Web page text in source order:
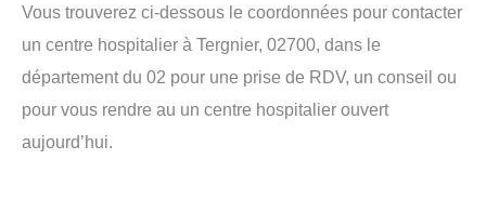
Vous trouverez ci-dessous le coordonnées pour contacter
un centre hospitalier à Tergnier, 02700, dans le
département du 02 pour une prise de RDV, un conseil ou
pour vous rendre au un centre hospitalier ouvert
aujourd’hui.